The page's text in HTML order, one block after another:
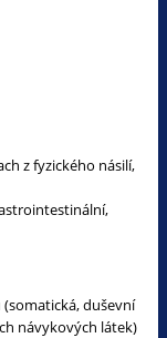
z fyzického násilí,
duševní
návykových látek)